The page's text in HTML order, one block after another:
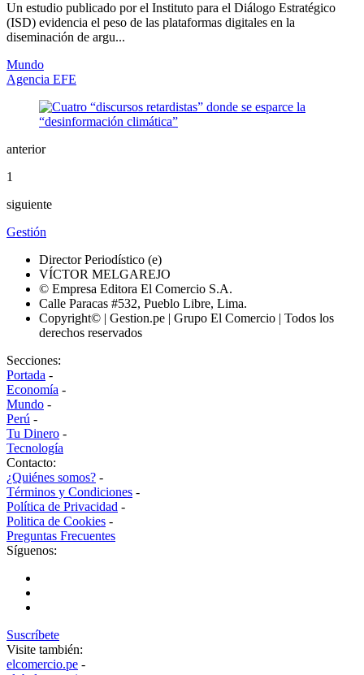
Un estudio publicado por el Instituto para el Diálogo Estratégico
(ISD) evidencia el peso de las plataformas digitales en la
diseminación de argu...
Mundo
Agencia EFE
anterior
1
siguiente
Gestión
Director Periodístico (e)
VÍCTOR MELGAREJO
© Empresa Editora El Comercio S.A.
Calle Paracas #532, Pueblo Libre, Lima.
Copyright© | Gestion.pe | Grupo El Comercio | Todos los
derechos reservados
Secciones:
Portada -
Economía -
Mundo -
Perú -
Tu Dinero -
Tecnología
Contacto:
¿Quiénes somos? -
Términos y Condiciones -
Política de Privacidad -
Politica de Cookies -
Preguntas Frecuentes
Síguenos:
Suscríbete
Visite también:
elcomercio.pe -